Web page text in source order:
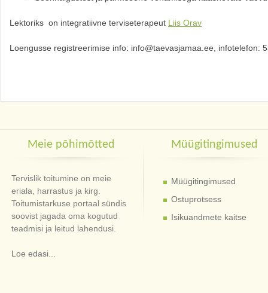
Lektoriks on integratiivne terviseterapeut Liis Orav
Loengusse registreerimise info: info@taevasjamaa.ee, infotelefon:
Meie põhimõtted
Tervislik toitumine on meie
eriala, harrastus ja kirg.
Toitumistarkuse portaal sündis
soovist jagada oma kogutud
teadmisi ja leitud lahendusi.
Loe edasi...
Müügitingimused
Müügitingimused
Ostuprotsess
Isikuandmete kaitse